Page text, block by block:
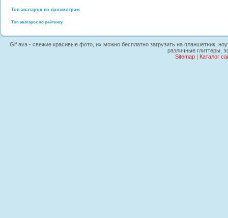
Топ аватарок по просмотрам
Топ аватарок по рейтингу
Gif ava - свежие красивые фото, их можно бесплатно загрузить на планшетник,
различные глиттеры,
Sitemap| Каталог